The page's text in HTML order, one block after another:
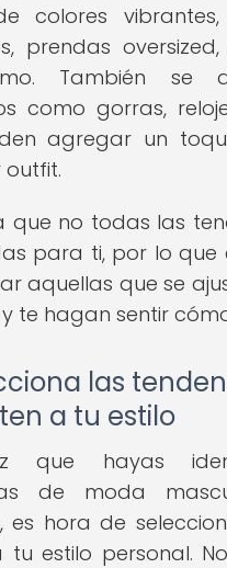
colores vibrantes,
prendas
También se
como gorras,
agregar un
que no todas las
para ti, por lo que
aquellas que se
te hagan sentir
las
a tu estilo
que hayas
de moda
es hora de
tu estilo personal.